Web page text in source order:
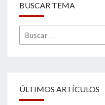
BUSCAR TEMA
Buscar
por:
ÚLTIMOS ARTÍCULOS